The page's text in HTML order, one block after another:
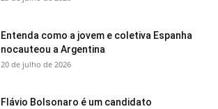
Entenda como a jovem e coletiva Espanha
nocauteou a Argentina
20 de julho de 2026
Flávio Bolsonaro é um candidato